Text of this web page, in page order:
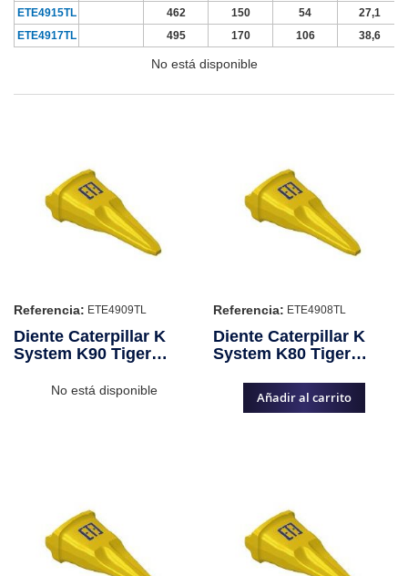
ETE4915TL
462 150 54 27,1
ETE4917TL
495 170 106 38,6
No está disponible
Referencia: ETE4909TL
Diente Caterpillar K
System K90 Tiger
No está disponible
Referencia: ETE4908TL
Diente Caterpillar K
System K80 Tiger
Añadir al carrito